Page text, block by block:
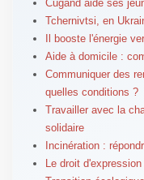
Cugand aide ses
Tchernivtsi, en
Il booste l'énergie
Aide à domicile :
Communiquer des
quelles conditions ?
Travailler avec la
solidaire
Incinération :
Le droit